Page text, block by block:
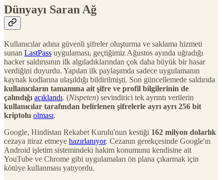
Dünyayı Saran Ağ
Kullanıcılar adına güvenli şifreler oluşturma ve saklama hizmeti
sunan LastPass uygulaması, geçtiğimiz Ağustos ayında uğradığı
hacker saldırısının ilk algıladıklarından çok daha büyük bir hasar
verdiğini duyurdu. Yapılan ilk paylaşımda sadece uygulamanın
kaynak kodlarına ulaşıldığı bildirilmişti. Son güncellemede saldırıda
kullanıcıların tamamına ait şifre ve profil bilgilerinin de
çalındığı açıklandı. (Nispeten) sevindirici tek ayrıntı verilerin
kullanıcılar tarafından belirlenen şifrelerle ayrı ayrı 256 bit
kriptolu olması.
Google, Hindistan Rekabet Kurulu'nun kestiği 162 milyon dolarlık
cezaya itiraz etmeye hazırlanıyor. Cezanın gerekçesinde Google'ın
Android işletim sistemindeki hakim konumunu kendisine ait
YouTube ve Chrome gibi uygulamaları ön plana çıkarmak için
kötüye kullanması yatıyordu.